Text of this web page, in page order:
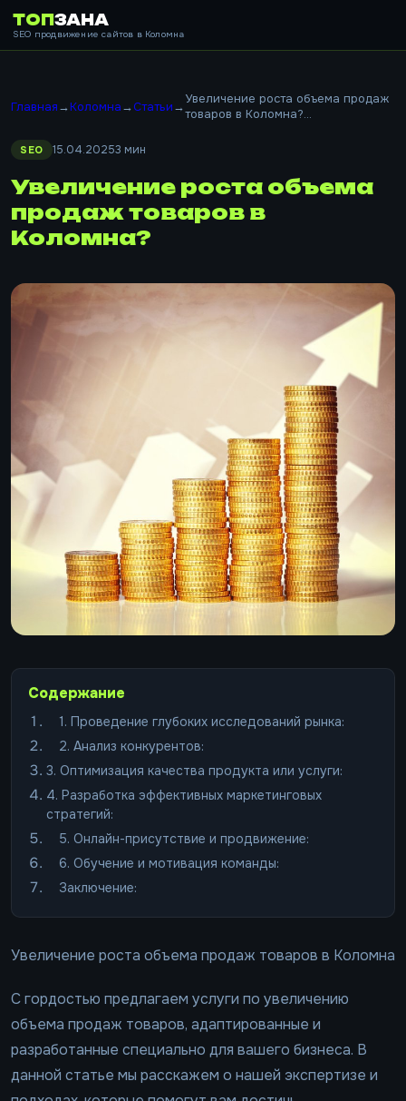
ТОП ЗАНА
SEO продвижение сайтов в Коломна
Главная→Коломна→Статьи→Увеличение роста объема продаж
товаров в Коломна?...
SEO 15.04.20253 мин
Увеличение роста объема
продаж товаров в
Коломна?
Содержание
1. Проведение глубоких исследований рынка:
2. Анализ конкурентов:
3. Оптимизация качества продукта или услуги:
4. Разработка эффективных маркетинговых
стратегий:
5. Онлайн-присутствие и продвижение:
6. Обучение и мотивация команды:
Заключение:
Увеличение роста объема продаж товаров в Коломна
С гордостью предлагаем услуги по увеличению
объема продаж товаров, адаптированные и
разработанные специально для вашего бизнеса. В
данной статье мы расскажем о нашей экспертизе и